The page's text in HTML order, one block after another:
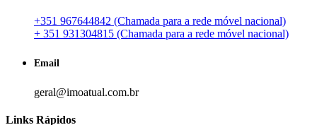
+351 967644842 (Chamada para a rede móvel nacional)
+ 351 931304815 (Chamada para a rede móvel nacional)
Email
geral@imoatual.com.br
Links Rápidos